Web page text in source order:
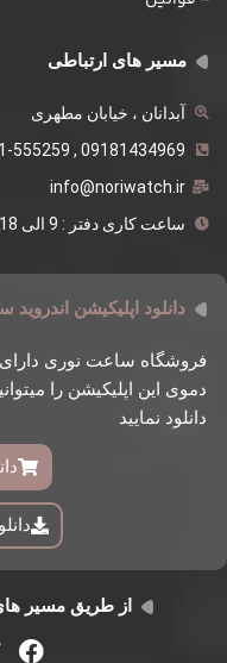
مسیر های ارتباطی
آبدانان ، خیابان مطهری
09181434969 , 021-555259
info@noriwatch.ir
ساعت کاری دفتر : 9 الی 18
دانلود اپلیکیشن
فروشگاه ساعت نوری دارای
دموی این اپلیکیشن را
دانلود نمایید
از طریق مسیر